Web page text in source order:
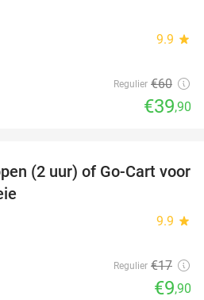
9.9 star
Regulier €60
€39,90
42%
(2 uur) of Go-Cart voor
9.9 star
Regulier €17
€9,90